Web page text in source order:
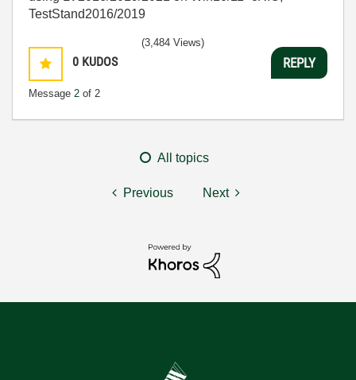
TestStand2016/2019
0 KUDOS
Message 2 of 2
(3,484 Views)
REPLY
All topics
Previous Next